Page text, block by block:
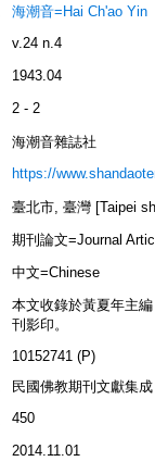
海潮音=Hai Ch'ao Yin
v.24 n.4
1943.04
2 - 2
海潮音雜誌社
https://
臺北市, 臺灣 [Taipei
期刊論文=Journal
中文=Chinese
本文收錄於黃夏年主
刊影印。
10152741 (P)
民國佛教期刊文獻集
450
2014.11.01